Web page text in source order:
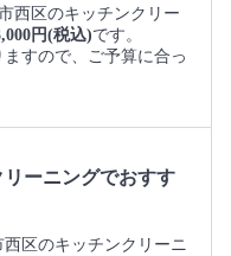
西区のキッチンクリー
円(税込)です。
すので、ご予算に合っ
ーニングでおすす
西区のキッチンクリーニ